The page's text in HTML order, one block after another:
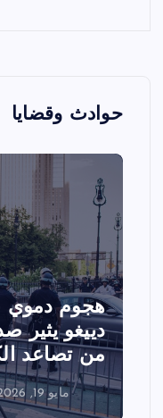
حوادث وقضايا
هجوم
دييغو يثير
من تصاعد
مايو 19, 2026